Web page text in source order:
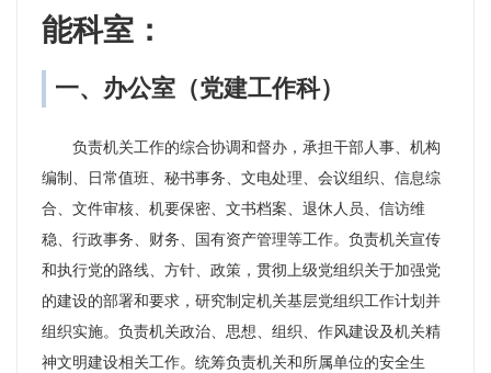
能科室：
一、办公室（党建工作科）
负责机关工作的综合协调和督办，承担干部人事、机构
编制、日常值班、秘书事务、文电处理、会议组织、信息综
合、文件审核、机要保密、文书档案、退休人员、信访维
稳、行政事务、财务、国有资产管理等工作。负责机关宣传
和执行党的路线、方针、政策，贯彻上级党组织关于加强党
的建设的部署和要求，研究制定机关基层党组织工作计划并
组织实施。负责机关政治、思想、组织、作风建设及机关精
神文明建设相关工作。统筹负责机关和所属单位的安全生